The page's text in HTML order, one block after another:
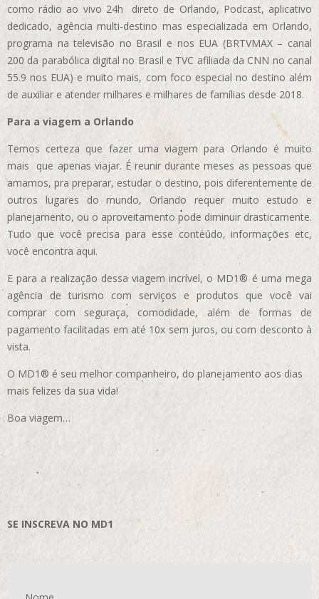
como rádio ao vivo 24h direto de Orlando, Podcast, aplicativo
dedicado, agência multi-destino mas especializada em Orlando,
programa na televisão no Brasil e nos EUA (BRTVMAX – canal
200 da parabólica digital no Brasil e TVC afiliada da CNN no canal
55.9 nos EUA) e muito mais, com foco especial no destino além
de auxiliar e atender milhares e milhares de famílias desde 2018.
Para a viagem a Orlando
Temos certeza que fazer uma viagem para Orlando é muito
mais que apenas viajar. É reunir durante meses as pessoas que
amamos, pra preparar, estudar o destino, pois diferentemente de
outros lugares do mundo, Orlando requer muito estudo e
planejamento, ou o aproveitamento pode diminuir drasticamente.
Tudo que você precisa para esse conteúdo, informações etc,
você encontra aqui.
E para a realização dessa viagem incrível, o MD1® é uma mega
agência de turismo com serviços e produtos que você vai
comprar com seguraça, comodidade, além de formas de
pagamento facilitadas em até 10x sem juros, ou com desconto à
vista.
O MD1® é seu melhor companheiro, do planejamento aos dias
mais felizes da sua vida!
Boa viagem…
SE INSCREVA NO MD1